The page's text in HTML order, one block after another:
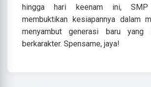
hingga hari keenam ini,
membuktikan kesiapannya dalam
menyambut generasi baru yang
berkarakter. Spensame, jaya!